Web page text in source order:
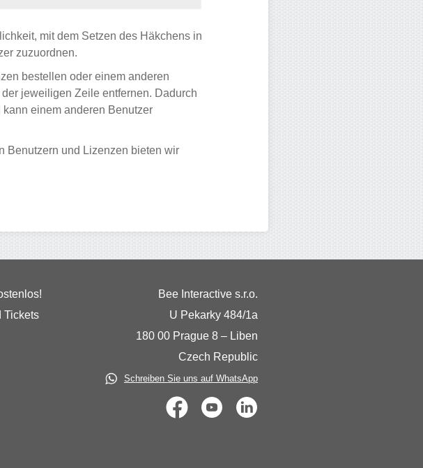
mit dem Setzen des Häkchens in
zuzuordnen.
bestellen oder einem anderen
jeweiligen Zeile entfernen. Dadurch
einem anderen Benutzer
Benutzern und Lizenzen bieten wir
Tickets
Bee Interactive s.r.o.
U Pekarky 484/1a
180 00 Prague 8 – Liben
Czech Republic
Schreiben Sie uns auf WhatsApp